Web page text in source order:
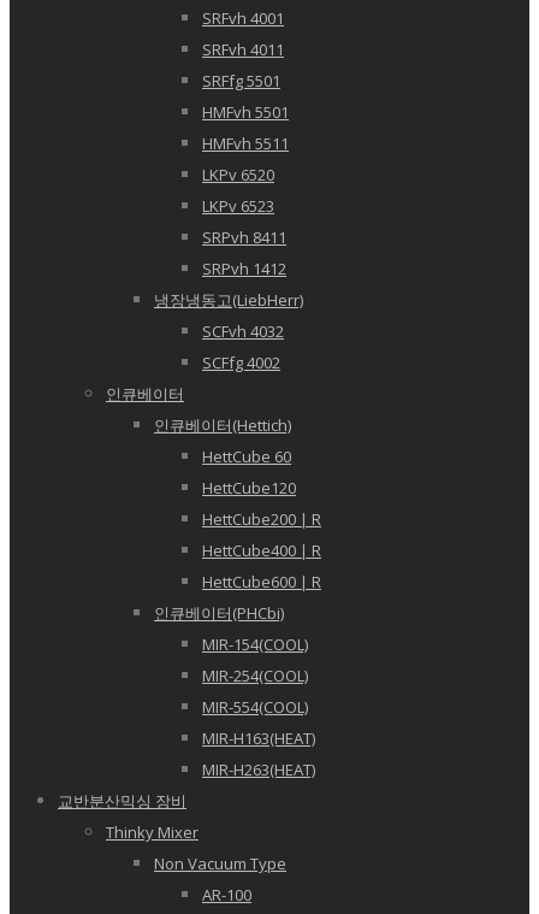
SRFvh 4001
SRFvh 4011
SRFfg 5501
HMFvh 5501
HMFvh 5511
LKPv 6520
LKPv 6523
SRPvh 8411
SRPvh 1412
냉장냉동고(LiebHerr)
SCFvh 4032
SCFfg 4002
인큐베이터
인큐베이터(Hettich)
HettCube 60
HettCube120
HettCube200 | R
HettCube400 | R
HettCube600 | R
인큐베이터(PHCbi)
MIR-154(COOL)
MIR-254(COOL)
MIR-554(COOL)
MIR-H163(HEAT)
MIR-H263(HEAT)
교반분산믹싱 장비
Thinky Mixer
Non Vacuum Type
AR-100